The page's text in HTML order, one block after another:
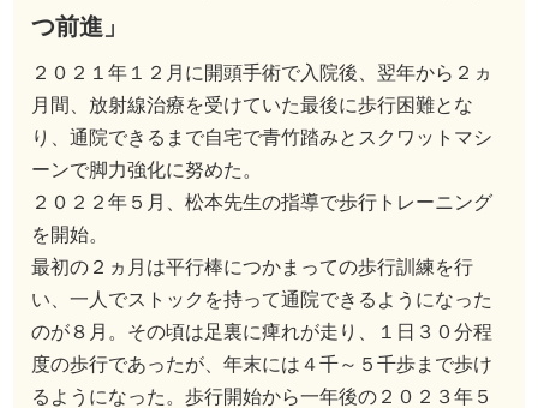
つ前進」
２０２１年１２月に開頭手術で入院後、翌年から２ヵ
月間、放射線治療を受けていた最後に歩行困難とな
り、通院できるまで自宅で青竹踏みとスクワットマシ
ーンで脚力強化に努めた。
２０２２年５月、松本先生の指導で歩行トレーニング
を開始。
最初の２ヵ月は平行棒につかまっての歩行訓練を行
い、一人でストックを持って通院できるようになった
のが８月。その頃は足裏に痺れが走り、１日３０分程
度の歩行であったが、年末には４千～５千歩まで歩け
るようになった。歩行開始から一年後の２０２３年５